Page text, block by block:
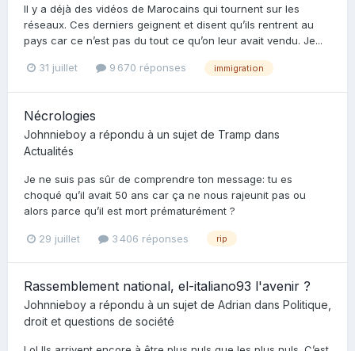
Il y a déjà des vidéos de Marocains qui tournent sur les
réseaux. Ces derniers geignent et disent qu’ils rentrent au
pays car ce n’est pas du tout ce qu’on leur avait vendu. Je...
31 juillet 9 670 réponses immigration
Nécrologies
Johnnieboy a répondu à un sujet de Tramp dans
Actualités
Je ne suis pas sûr de comprendre ton message: tu es
choqué qu’il avait 50 ans car ça ne nous rajeunit pas ou
alors parce qu’il est mort prématurément ?
29 juillet 3 406 réponses rip
Rassemblement national, el-italiano93 l'avenir ?
Johnnieboy a répondu à un sujet de Adrian dans Politique,
droit et questions de société